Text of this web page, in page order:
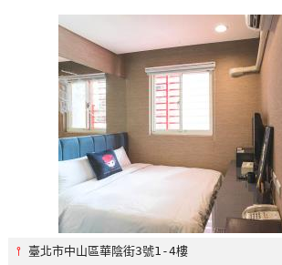
紅
⫯臺北市中山區華陰街3號1-4樓